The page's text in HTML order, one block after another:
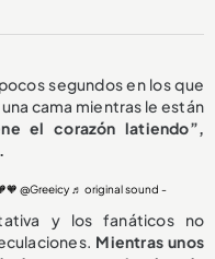
segundos en los que
cama mientras le están
el corazón latiendo”,
@Greeicy ♬ original sound -
y los fanáticos no
Mientras unos